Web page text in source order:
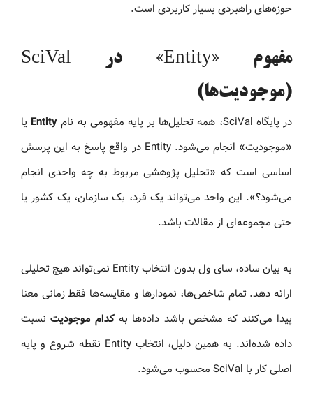
حوزه‌های راهبردی بسیار کاربردی است.
مفهوم «Entity» در SciVal
(موجودیت‌ها)
در پایگاه SciVal، همه تحلیل‌ها بر پایه مفهومی به نام Entity یا
«موجودیت» انجام می‌شود. Entity در واقع پاسخ به این پرسش
اساسی است که «تحلیل پژوهشی مربوط به چه واحدی انجام
می‌شود؟». این واحد می‌تواند یک فرد، یک سازمان، یک کشور یا
حتی مجموعه‌ای از مقالات باشد.
به بیان ساده، سای ول بدون انتخاب Entity نمی‌تواند هیچ تحلیلی
ارائه دهد. تمام شاخص‌ها، نمودارها و مقایسه‌ها فقط زمانی معنا
پیدا می‌کنند که مشخص باشد داده‌ها به کدام موجودیتنسبت
داده شده‌اند. به همین دلیل، انتخاب Entity نقطه شروع و پایه
اصلی کار با SciVal محسوب می‌شود.